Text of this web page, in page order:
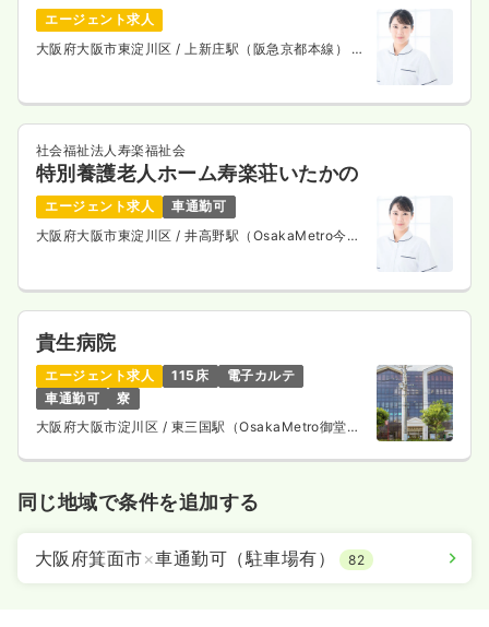
エージェント求人
大阪府大阪市東淀川区 / 上新庄駅（阪急京都本線） 徒
社会福祉法人寿楽福祉会
特別養護老人ホーム寿楽荘いたかの
エージェント求人
車通勤可
大阪府大阪市東淀川区 / 井高野駅（OsakaMetro今里
貴生病院
エージェント求人 115床
電子カルテ
車通勤可
寮
大阪府大阪市淀川区 / 東三国駅（OsakaMetro御堂筋
同じ地域で条件を追加する
大阪府箕面市×車通勤可（駐車場有） 82